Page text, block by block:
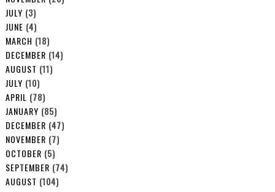
JULY (3)
JUNE (4)
MARCH (18)
DECEMBER (14)
AUGUST (11)
JULY (10)
APRIL (78)
JANUARY (85)
DECEMBER (47)
NOVEMBER (7)
OCTOBER (5)
SEPTEMBER (74)
AUGUST (104)